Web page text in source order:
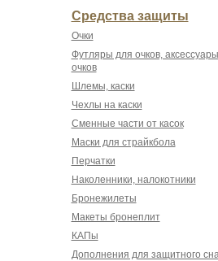
Средства защиты
Очки
Футляры для очков,
очков
Шлемы, каски
Чехлы на каски
Сменные части от касок
Маски для страйкбола
Перчатки
Наколенники, налокотники
Бронежилеты
Макеты бронеплит
КАПы
Дополнения для защитного